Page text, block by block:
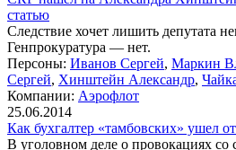
статью
Следствие хочет лишить депутата
Генпрокуратура — нет.
Персоны: Иванов Сергей, Маркин
Сергей, Хинштейн Александр,
Компании: Аэрофлот
25.06.2014
Как бухгалтер «тамбовских» ушел
В уголовном деле о провокациях со